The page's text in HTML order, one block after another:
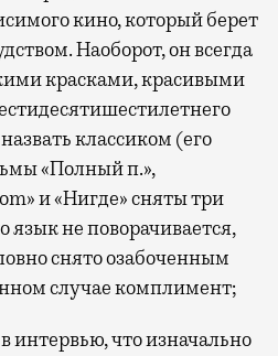
кино, который берет
Наоборот, он всегда
красками, красивыми
классиком (его
«Полный п.»,
и «Нигде» сняты три
язык не поворачивается,
снято озабоченным
случае комплимент;
интервью, что изначально